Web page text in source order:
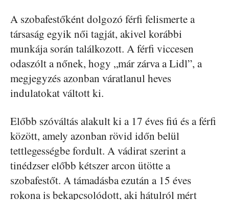
A szobafestőként dolgozó férfi felismerte a
társaság egyik női tagját, akivel korábbi
munkája során találkozott. A férfi viccesen
odaszólt a nőnek, hogy „már zárva a Lidl”, a
megjegyzés azonban váratlanul heves
indulatokat váltott ki.
Előbb szóváltás alakult ki a 17 éves fiú és a férfi
között, amely azonban rövid időn belül
tettlegességbe fordult. A vádirat szerint a
tinédzser előbb kétszer arcon ütötte a
szobafestőt. A támadásba ezután a 15 éves
rokona is bekapcsolódott, aki hátulról mért